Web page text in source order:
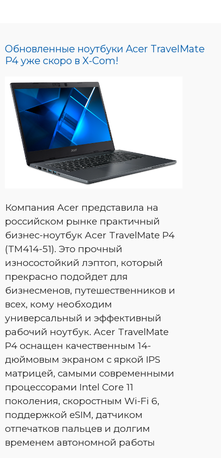
Обновленные ноутбуки Acer TravelMate
P4 уже скоро в X-Com!
Компания Acer представила на
российском рынке практичный
бизнес-ноутбук Acer TravelMate P4
(TM414-51). Это прочный
износостойкий лэптоп, который
прекрасно подойдет для
бизнесменов, путешественников и
всех, кому необходим
универсальный и эффективный
рабочий ноутбук. Acer TravelMate
P4 оснащен качественным 14-
дюймовым экраном с яркой IPS
матрицей, самыми современными
процессорами Intel Core 11
поколения, скоростным Wi-Fi 6,
поддержкой eSIM, датчиком
отпечатков пальцев и долгим
временем автономной работы